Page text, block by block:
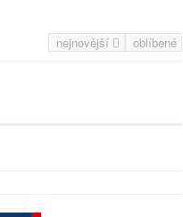
nejnovější oblíbené